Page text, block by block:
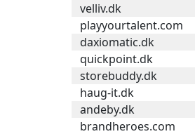
velliv.dk
playyourtalent.com
daxiomatic.dk
quickpoint.dk
storebuddy.dk
haug-it.dk
andeby.dk
brandheroes.com